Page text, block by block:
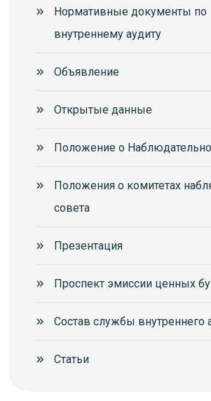
Нормативные документы по
внутреннему аудиту
Объявление
Открытые данные
Положение о
Положения о комитетах
совета
Презентация
Проспект эмиссии ценных
Состав службы внутреннего
Статьи